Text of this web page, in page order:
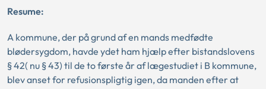
Resume:
A kommune, der på grund af en mands medfødte
blødersygdom, havde ydet ham hjælp efter bistandslovens
§ 42( nu § 43) til de to første år af lægestudiet i B kommune,
blev anset for refusionspligtig igen, da manden efter at